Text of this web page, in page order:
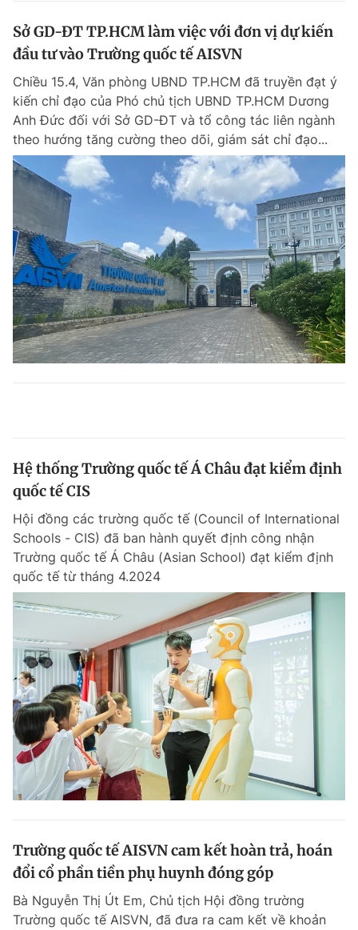
Sở GD-ĐT TP.HCM làm việc với đơn vị dự kiến
đầu tư vào Trường quốc tế AISVN
Chiều 15.4, Văn phòng UBND TP.HCM đã truyền đạt ý
kiến chỉ đạo của Phó chủ tịch UBND TP.HCM Dương
Anh Đức đối với Sở GD-ĐT và tổ công tác liên ngành
theo hướng tăng cường theo dõi, giám sát chỉ đạo...
Hệ thống Trường quốc tế Á Châu đạt kiểm định
quốc tế CIS
Hội đồng các trường quốc tế (Council of International
Schools - CIS) đã ban hành quyết định công nhận
Trường quốc tế Á Châu (Asian School) đạt kiểm định
quốc tế từ tháng 4.2024
Trường quốc tế AISVN cam kết hoàn trả, hoán
đổi cổ phần tiền phụ huynh đóng góp
Bà Nguyễn Thị Út Em, Chủ tịch Hội đồng trường
Trường quốc tế AISVN, đã đưa ra cam kết về khoản